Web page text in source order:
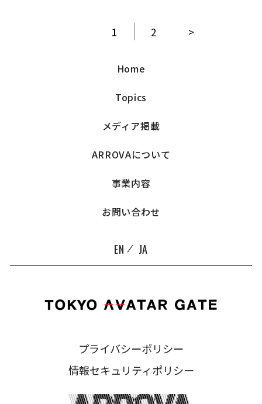
1 2 >
Home
Topics
メディア掲載
ARROVAについて
事業内容
お問い合わせ
EN JA
プライバシーポリシー
情報セキュリティポリシー